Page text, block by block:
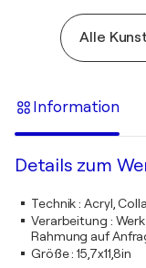
Alle
Information
Details zum
Technik:Acryl,
Verarbeitung :
Rahmung auf
Größe:15,7x11,8in